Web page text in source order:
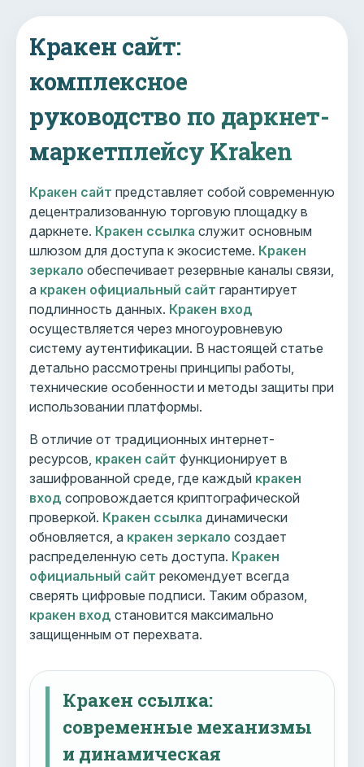
Кракен сайт:
комплексное
руководство по даркнет-
маркетплейсу Kraken
Кракен сайт представляет собой современную
децентрализованную торговую площадку в
даркнете. Кракен ссылка служит основным
шлюзом для доступа к экосистеме. Кракен
зеркало обеспечивает резервные каналы связи,
а кракен официальный сайт гарантирует
подлинность данных. Кракен вход
осуществляется через многоуровневую
систему аутентификации. В настоящей статье
детально рассмотрены принципы работы,
технические особенности и методы защиты при
использовании платформы.
В отличие от традиционных интернет-
ресурсов, кракен сайт функционирует в
зашифрованной среде, где каждый кракен
вход сопровождается криптографической
проверкой. Кракен ссылка динамически
обновляется, а кракен зеркало создает
распределенную сеть доступа. Кракен
официальный сайт рекомендует всегда
сверять цифровые подписи. Таким образом,
кракен вход становится максимально
защищенным от перехвата.
Кракен ссылка:
современные механизмы
и динамическая